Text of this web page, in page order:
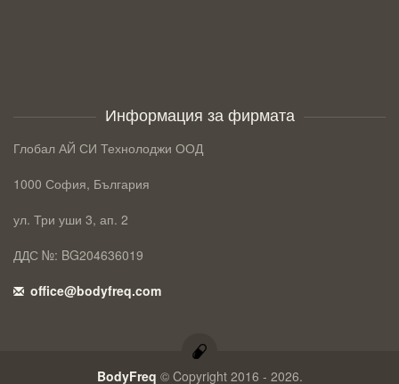
Информация за фирмата
Глобал АЙ СИ Технолоджи ООД
1000 София, България
ул. Три уши 3, ап. 2
ДДС №: BG204636019
office@bodyfreq.com
BodyFreq © Copyright 2016 - 2026.